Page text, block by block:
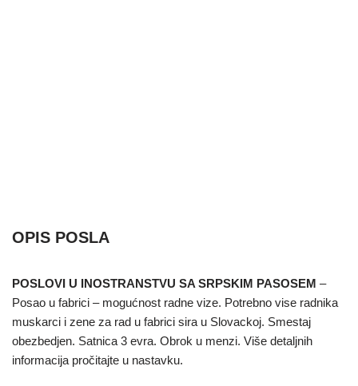
OPIS POSLA
POSLOVI U INOSTRANSTVU SA SRPSKIM PASOSEM –
Posao u fabrici – mogućnost radne vize. Potrebno vise radnika
muskarci i zene za rad u fabrici sira u Slovackoj. Smestaj
obezbedjen. Satnica 3 evra. Obrok u menzi. Više detaljnih
informacija pročitajte u nastavku.